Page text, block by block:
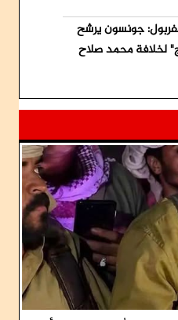
جونسون يرشح
لخلافة محمد صلاح